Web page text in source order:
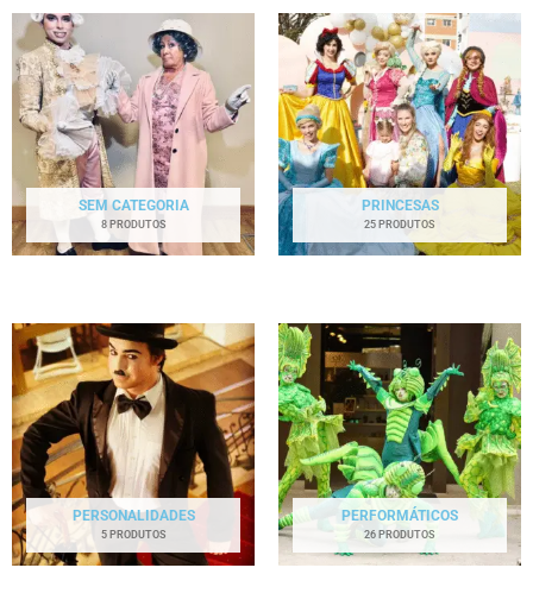
SEM CATEGORIA
8 PRODUTOS
PRINCESAS
25 PRODUTOS
PERSONALIDADES
5 PRODUTOS
PERFORMÁTICOS
26 PRODUTOS